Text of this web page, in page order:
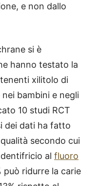
e non dallo
si è
hanno testato la
xilitolo di
bambini e negli
10 studi RCT
dei dati ha fatto
secondo cui
al fluoro
può ridurre la carie